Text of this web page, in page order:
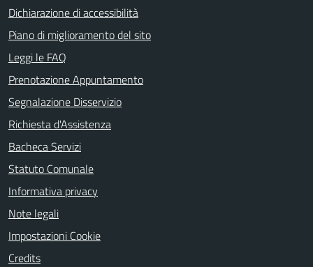
Dichiarazione di accessibilità
Piano di miglioramento del sito
Leggi le FAQ
Prenotazione Appuntamento
Segnalazione Disservizio
Richiesta d'Assistenza
Bacheca Servizi
Statuto Comunale
Informativa privacy
Note legali
Impostazioni Cookie
Credits